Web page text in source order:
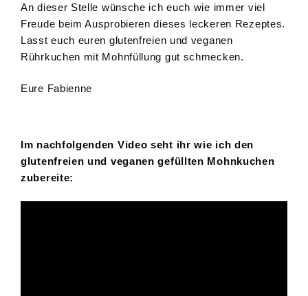
An dieser Stelle wünsche ich euch wie immer viel
Freude beim Ausprobieren dieses leckeren Rezeptes.
Lasst euch euren glutenfreien und veganen
Rührkuchen mit Mohnfüllung gut schmecken.
Eure Fabienne
Im nachfolgenden Video seht ihr wie ich den
glutenfreien und veganen gefüllten Mohnkuchen
zubereite: